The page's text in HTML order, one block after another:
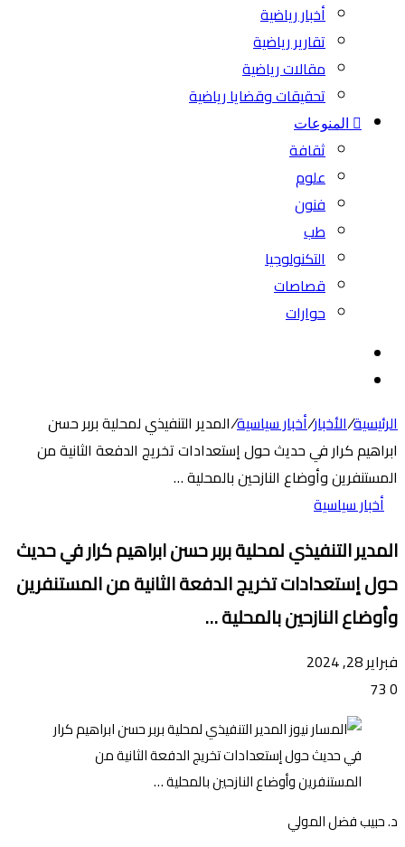
أخبار رياضية
تقارير رياضية
مقالات رياضية
تحقيقات وقضايا رياضية
المنوعات
ثقافة
علوم
فنون
طب
التكنولوجيا
قصاصات
حوارات
الرئيسية/الأخبار/أخبار سياسية/المدير التنفيذي لمحلية بربر حسن
ابراهيم كرار في حديث حول إستعدادات تخريج الدفعة الثانية من
المستنفرين وأوضاع النازحين بالمحلية …
أخبار سياسية
المدير التنفيذي لمحلية بربر حسن ابراهيم كرار في حديث
حول إستعدادات تخريج الدفعة الثانية من المستنفرين
وأوضاع النازحين بالمحلية …
فبراير 28, 2024
0
د. حبيب فضل المولي